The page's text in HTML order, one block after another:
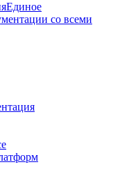
Единое
со всеми